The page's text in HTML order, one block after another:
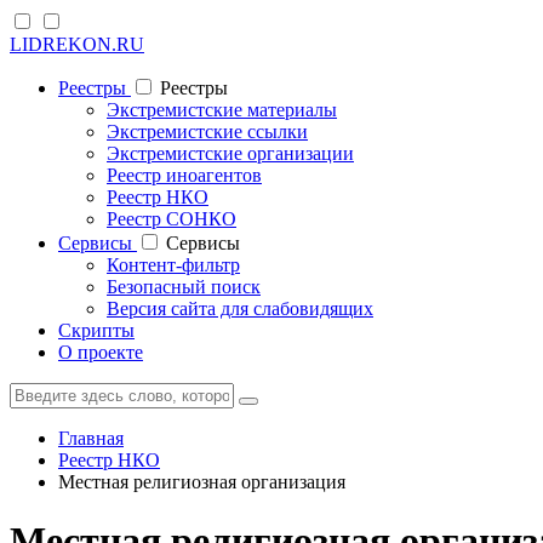
LIDREKON.RU
Реестры
Реестры
Экстремистские материалы
Экстремистские ссылки
Экстремистские организации
Реестр иноагентов
Реестр НКО
Реестр СОНКО
Cервисы
Cервисы
Контент-фильтр
Безопасный поиск
Версия сайта для слабовидящих
Скрипты
О проекте
Главная
Реестр НКО
Местная религиозная организация